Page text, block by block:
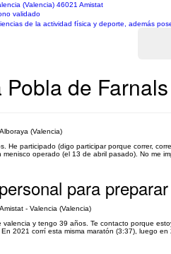
(Valencia) 46021 Amistat
validado
de la actividad física y deporte, además
de
(Valencia)
He participado (digo participar porque correr,
operado (el 13 de abril pasado). No me
para
- Valencia (Valencia)
valencia y tengo 39 años. Te contacto porque
2021 corrí esta misma maratón (3:37), luego